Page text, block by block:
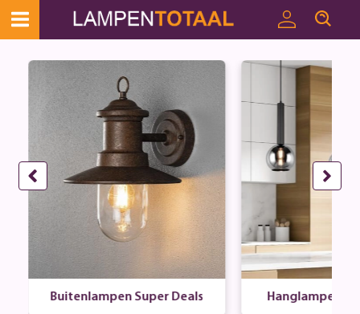
Buitenlampen Super Deals Hanglampen